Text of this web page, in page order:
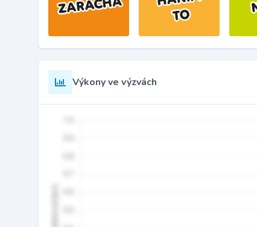
Výkony ve výzvách